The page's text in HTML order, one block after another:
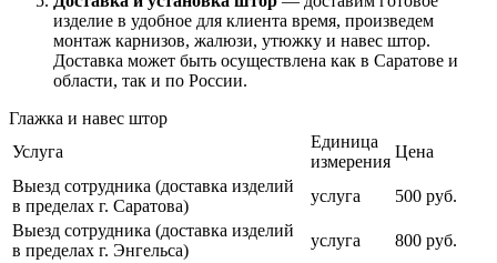
изделие в удобное для клиента время, произведем
монтаж карнизов, жалюзи, утюжку и навес штор.
Доставка может быть осуществлена как в Саратове и
области, так и по России.
Глажка и навес штор
Услуга
Единица
измерения
Цена
Выезд сотрудника (доставка изделий
в пределах г. Саратова)
услуга
500 руб.
Выезд сотрудника (доставка изделий
в пределах г. Энгельса)
услуга
800 руб.